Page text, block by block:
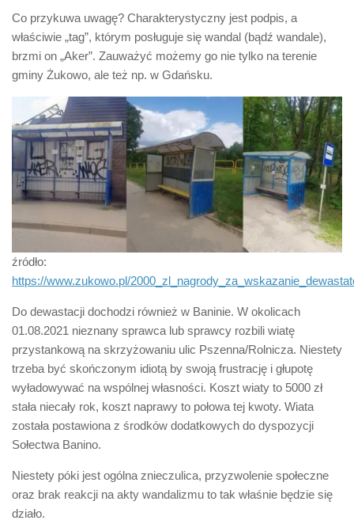
Co przykuwa uwagę? Charakterystyczny jest podpis, a
właściwie „tag”, którym posługuje się wandal (bądź wandale),
brzmi on „Aker”. Zauważyć możemy go nie tylko na terenie
gminy Żukowo, ale też np. w Gdańsku.
źródło:
https://www.zukowo.pl/
Do dewastacji dochodzi również w Baninie. W okolicach
01.08.2021 nieznany sprawca lub sprawcy rozbili wiatę
przystankową na skrzyżowaniu ulic Pszenna/Rolnicza. Niestety
trzeba być skończonym idiotą by swoją frustrację i głupotę
wyładowywać na wspólnej własności. Koszt wiaty to 5000 zł
stała niecały rok, koszt naprawy to połowa tej kwoty. Wiata
została postawiona z środków dodatkowych do dyspozycji
Sołectwa Banino.
Niestety póki jest ogólna znieczulica, przyzwolenie społeczne
oraz brak reakcji na akty wandalizmu to tak właśnie będzie się
działo.